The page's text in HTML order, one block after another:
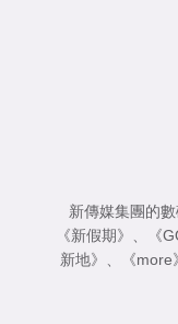
新傳媒集團的
《新假期》 、 《
新地》 、 《more》